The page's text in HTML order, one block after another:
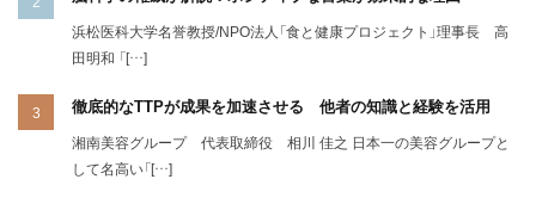
浜松医科大学名誉教授/NPO法人「食と健康プロジェクト」理事長 高
田明和 「[…]
徹底的なTTPが成果を加速させる 他者の知識と経験を活用
湘南美容グループ 代表取締役 相川 佳之 日本一の美容グループと
して名高い「[…]